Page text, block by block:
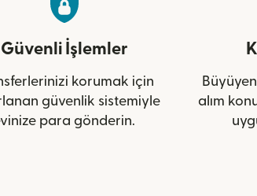
Güvenli İşlemler
korumak için
güvenlik sistemiyle
para gönderin.
alım